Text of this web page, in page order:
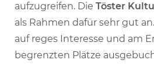
aufzugreifen. Die Töster
als Rahmen dafür sehr gut
auf reges Interesse und am
begrenzten Plätze